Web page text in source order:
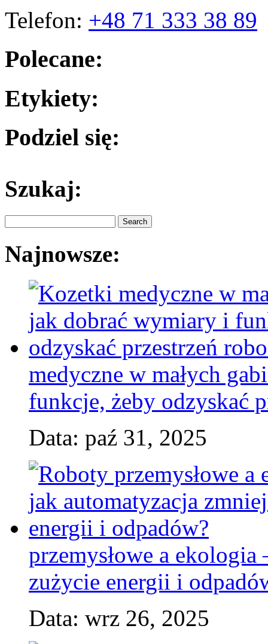
Telefon: +48 71 333 38 89
Polecane:
Etykiety:
Podziel się:
Szukaj:
Najnowsze:
medyczne w małych
funkcje, żeby odzyskać
Data: paź 31, 2025
przemysłowe a
zużycie energii i
Data: wrz 26, 2025